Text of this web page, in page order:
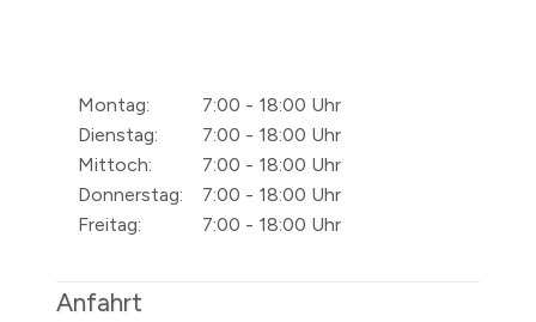
Montag:
7:00 - 18:00 Uhr
Dienstag:
7:00 - 18:00 Uhr
Mittoch:
7:00 - 18:00 Uhr
Donnerstag:
7:00 - 18:00 Uhr
Freitag:
7:00 - 18:00 Uhr
Anfahrt